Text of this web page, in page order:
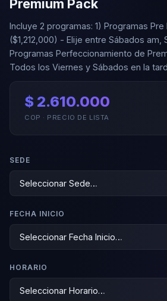
Premium Pack
Incluye 2 programas: 1) Programas Pre
($1,212,000) - Elije entre Sábados am,
Programas Perfeccionamiento de
Todos los Viernes y Sábados en la
$ 2.610.000
COP · PRECIO DE LISTA
SEDE
FECHA INICIO
HORARIO